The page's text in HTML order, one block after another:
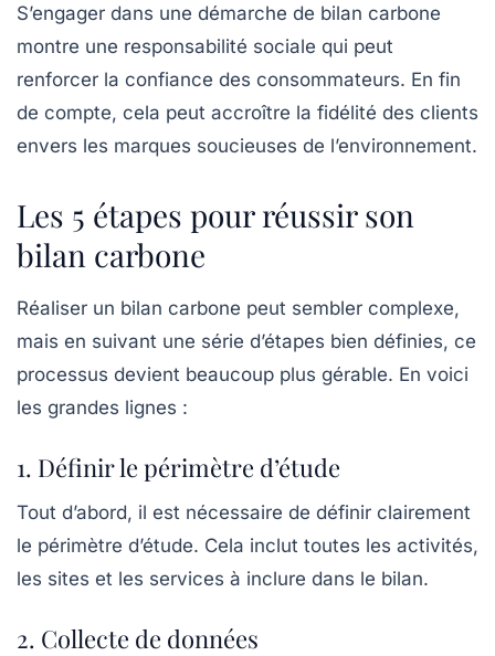
S’engager dans une démarche de bilan carbone
montre une responsabilité sociale qui peut
renforcer la confiance des consommateurs. En fin
de compte, cela peut accroître la fidélité des clients
envers les marques soucieuses de l’environnement.
Les 5 étapes pour réussir son
bilan carbone
Réaliser un bilan carbone peut sembler complexe,
mais en suivant une série d’étapes bien définies, ce
processus devient beaucoup plus gérable. En voici
les grandes lignes :
1. Définir le périmètre d’étude
Tout d’abord, il est nécessaire de définir clairement
le périmètre d’étude. Cela inclut toutes les activités,
les sites et les services à inclure dans le bilan.
2. Collecte de données